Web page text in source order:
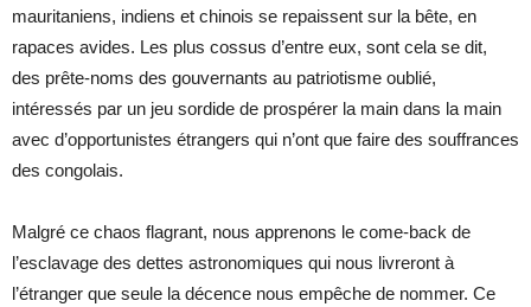
mauritaniens, indiens et chinois se repaissent sur la bête, en
rapaces avides. Les plus cossus d’entre eux, sont cela se dit,
des prête-noms des gouvernants au patriotisme oublié,
intéressés par un jeu sordide de prospérer la main dans la main
avec d’opportunistes étrangers qui n’ont que faire des souffrances
des congolais.
Malgré ce chaos flagrant, nous apprenons le come-back de
l’esclavage des dettes astronomiques qui nous livreront à
l’étranger que seule la décence nous empêche de nommer. Ce